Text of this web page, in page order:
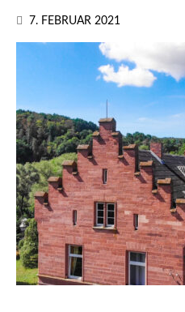
7. FEBRUAR 2021